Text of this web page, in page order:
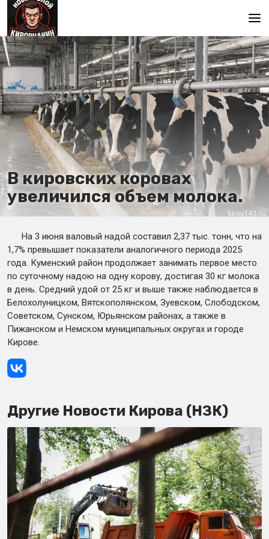
Главная
В кировских коровах
увеличился объем молока.
На 3 июня валовый надой составил 2,37 тыс. тонн, что на
1,7% превышает показатели аналогичного периода 2025
года. Куменский район продолжает занимать первое место
по суточному надою на одну корову, достигая 30 кг молока
в день. Средний удой от 25 кг и выше также наблюдается в
Белохолуницком, Вятскополянском, Зуевском, Слободском,
Советском, Сунском, Юрьянском районах, а также в
Пижанском и Немском муниципальных округах и городе
Кирове.
Другие Новости Кирова (НЗК)